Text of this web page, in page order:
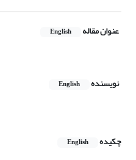
عنوان مقاله English
نویسنده English
چکیده
English